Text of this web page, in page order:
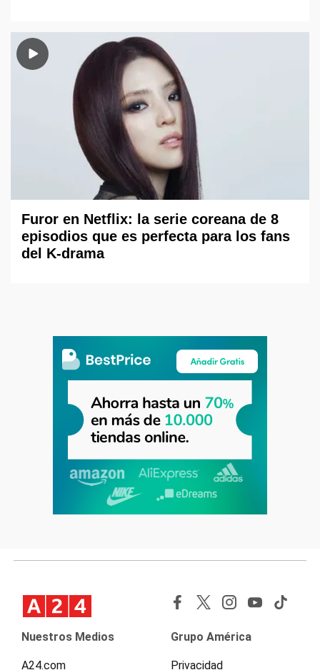
Furor en Netflix: la serie coreana de 8
episodios que es perfecta para los fans
del K-drama
Nuestros Medios
A24.com
Grupo América
Privacidad